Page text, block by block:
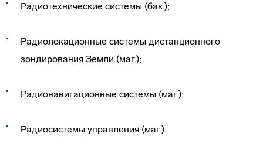
Радиотехнические системы (бак.);
Радиолокационные системы дистанционного
зондирования Земли (маг.);
Радионавигационные системы (маг.);
Радиосистемы управления (маг.).